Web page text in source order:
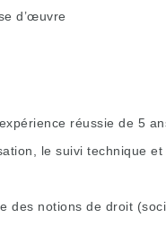
d’œuvre
réussie de 5
le suivi technique
des notions de droit